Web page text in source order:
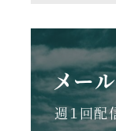
メー
週１回配